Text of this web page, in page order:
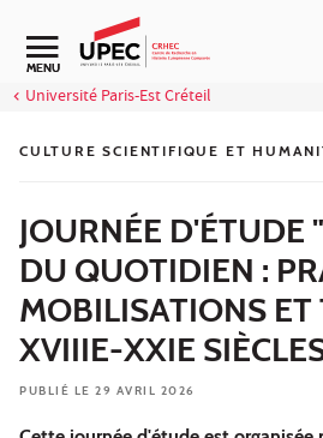
Aller au contenu
Navigation secondaire
MENU
Université Paris-Est Créteil
CULTURE SCIENTIFIQUE ET
JOURNÉE D'ÉTUDE
DU QUOTIDIEN :
MOBILISATIONS ET
XVIIIE-XXIE
PUBLIÉ LE 29 AVRIL 2026